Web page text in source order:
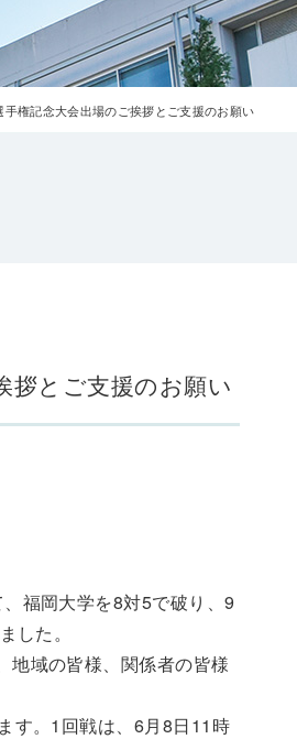
権記念大会出場のご挨拶とご支援のお願い
拶とご支援のお願い
福岡大学を8対5で破り、9
した。
域の皆様、関係者の皆様
す。1回戦は、6月8日11時